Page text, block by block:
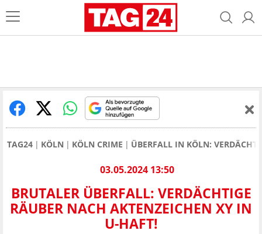
TAG24 KÖLN KÖLN CRIME ÜBERFALL IN KÖLN:
03.05.2024 13:50
BRUTALER ÜBERFALL: VERDÄCHTIGE
RÄUBER NACH AKTENZEICHEN XY IN
U-HAFT!